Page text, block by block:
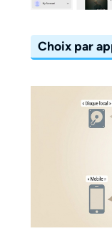
Choix par